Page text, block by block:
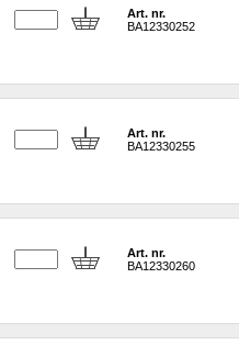
Art. nr.
BA12330252
Art. nr.
BA12330255
Art. nr.
BA12330260